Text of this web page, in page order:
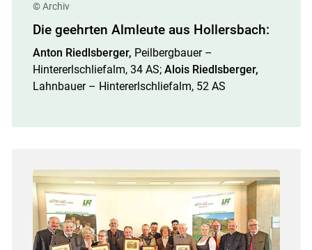
© Archiv
Die geehrten Almleute aus Hollersbach:
Anton Riedlsberger, Peilbergbauer –
Hintererlschliefalm, 34 AS; Alois Riedlsberger,
Lahnbauer – Hintererlschliefalm, 52 AS